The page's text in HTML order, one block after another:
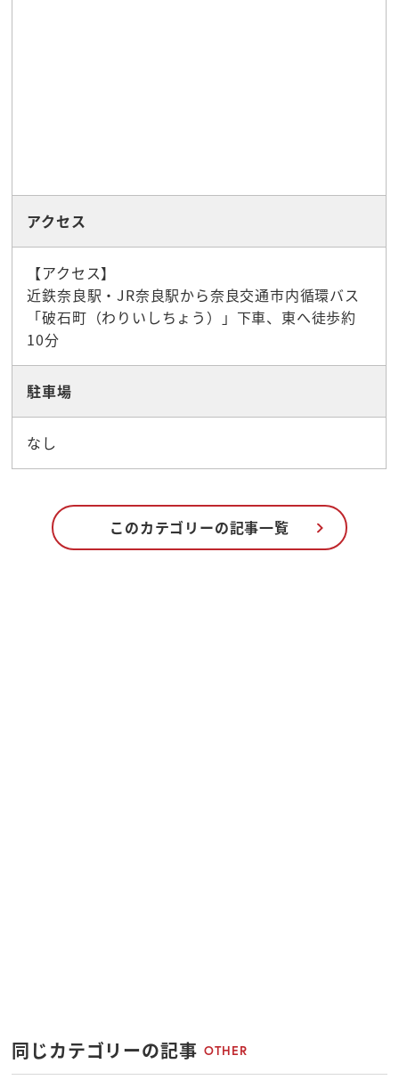
アクセス
【アクセス】
近鉄奈良駅・JR奈良駅から奈良交通市内循環バス
「破石町（わりいしちょう）」下車、東へ徒歩約
10分
駐車場
なし
このカテゴリーの記事一覧
同じカテゴリーの記事 OTHER